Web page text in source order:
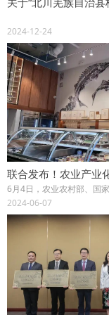
2024-12-24
联合发布！农业产业
2024-06-07